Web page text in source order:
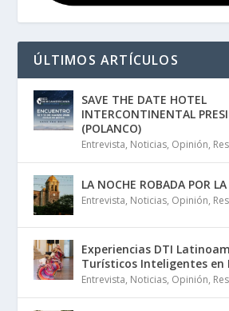
ÚLTIMOS ARTÍCULOS
SAVE THE DATE HOTEL
INTERCONTINENTAL
(POLANCO)
Entrevista, Noticias, Opinión,
LA NOCHE ROBADA POR
Entrevista, Noticias, Opinión,
Experiencias DTI
Turísticos Inteligentes en
Entrevista, Noticias, Opinión,